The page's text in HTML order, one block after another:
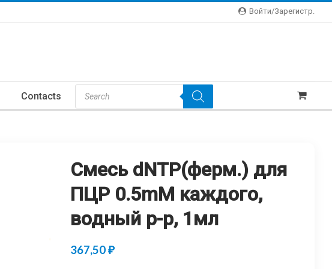
Войти/зарегистр.
Contacts
Products
Search
Смесь dNTP(ферм.) для
ПЦР 0.5mM каждого,
водный р-р, 1мл
367,50₽